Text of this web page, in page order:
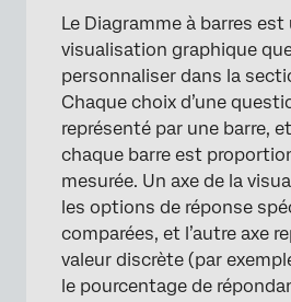
Types de rapports
Le Diagramme à barres est
visualisation graphique
personnaliser dans la
Chaque choix d’une
représenté par une barre,
chaque barre est
mesurée. Un axe de la
les options de réponse
comparées, et l’autre axe
valeur discrète (par
le pourcentage de